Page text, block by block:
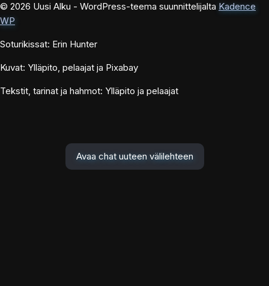
© 2026 Uusi Alku - WordPress-teema suunnittelijalta Kadence
WP
Soturikissat: Erin Hunter
Kuvat: Ylläpito, pelaajat ja Pixabay
Tekstit, tarinat ja hahmot: Ylläpito ja pelaajat
Avaa chat uuteen välilehteen